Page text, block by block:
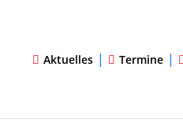
Aktuelles | Termine |